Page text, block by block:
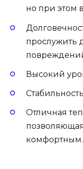
но при этом
прослужить
Высокий
Отличная
комфортным.